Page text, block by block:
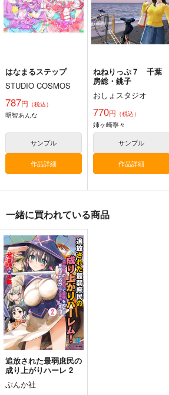
オリジナル
ガンヘッド
ニム
ブルックリン
オリジナル メロス
サンプル
黒白のアヴェスター 2
神座万象・第十四機
関
専売 2,178円（税込）
オリジナル
サンプル
カート
はなまるステップ
STUDIO COSMOS
787円 （税込）
明智あんな
サンプル
作品詳細
ねねりっぷ７ 千葉
房総・銚子
おしょスタジオ
770円 （税込）
姉ヶ崎寧々
サンプル
作品詳細
一緒に買われている商品
追放された最弱庶民の
成り上がりハーレ 2
ぶんか社